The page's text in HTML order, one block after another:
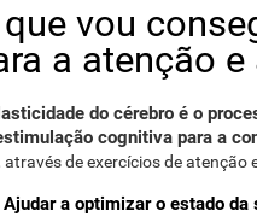
que vou
a atenção
do cérebro é o
cognitiva para a
através de exercícios de
Ajudar a optimizar o estado da